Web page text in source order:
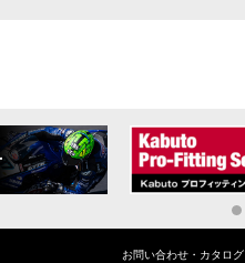
お問い合わせ・カタログ